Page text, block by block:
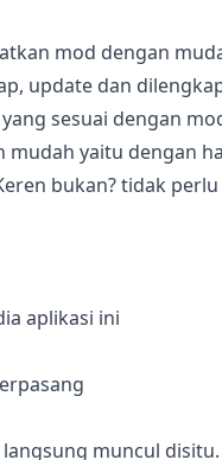
mod dengan
update dan
sesuai dengan
yaitu dengan
bukan? tidak
aplikasi ini
muncul